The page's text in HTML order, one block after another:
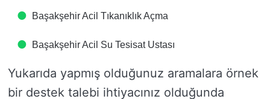
Başakşehir Acil Tıkanıklık Açma
Başakşehir Acil Su Tesisat Ustası
Yukarıda yapmış olduğunuz aramalara örnek
bir destek talebi ihtiyacınız olduğunda